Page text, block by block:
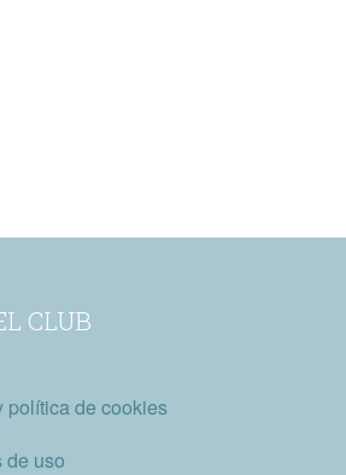
CLUB
política de cookies
de uso